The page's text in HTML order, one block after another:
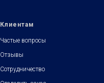
Клиентам
Частые вопросы
Отзывы
Сотрудничество